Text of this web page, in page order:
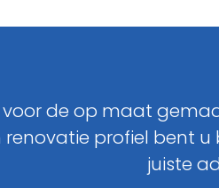
voor de op maat
renovatie profiel bent u
juiste